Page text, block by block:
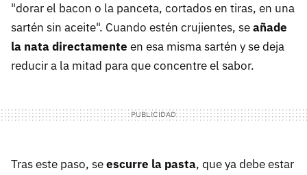
"dorar el bacon o la panceta, cortados en tiras, en una
sartén sin aceite". Cuando estén crujientes, seañade
la nata directamente en esa misma sartén y se deja
reducir a la mitad para que concentre el sabor.
Tras este paso, seescurre la pasta, que ya debe estar